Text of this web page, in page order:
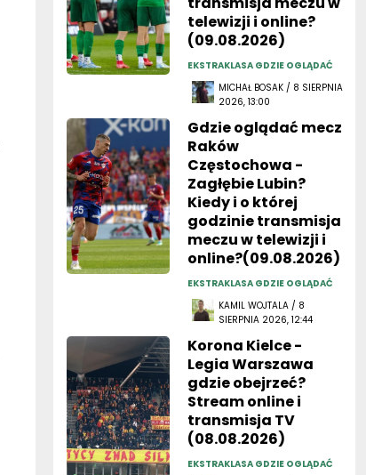
telewizji i online?
(09.08.2026)
EKSTRAKLASA GDZIE OGLĄDAĆ
MICHAŁ BOSAK / 8 SIERPNIA
2026, 13:00
Gdzie oglądać mecz
Raków
Częstochowa -
Zagłębie Lubin?
Kiedy i o której
godzinie transmisja
meczu w telewizji i
online?(09.08.2026)
EKSTRAKLASA GDZIE OGLĄDAĆ
KAMIL WOJTALA / 8
SIERPNIA 2026, 12:44
Korona Kielce -
Legia Warszawa
gdzie obejrzeć?
Stream online i
transmisja TV
(08.08.2026)
EKSTRAKLASA GDZIE OGLĄDAĆ